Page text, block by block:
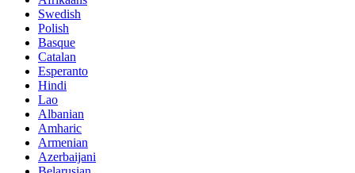
Swedish
Polish
Basque
Catalan
Esperanto
Hindi
Lao
Albanian
Amharic
Armenian
Azerbaijani